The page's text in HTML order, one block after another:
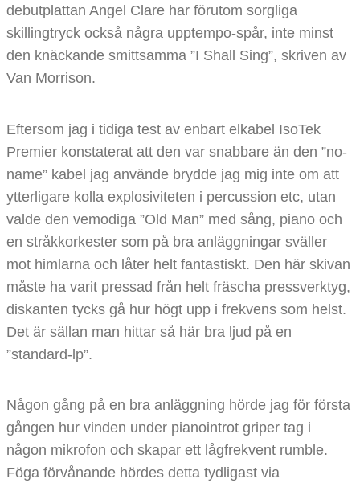
debutplattan Angel Clare har förutom sorgliga
skillingtryck också några upptempo-spår, inte minst
den knäckande smittsamma ”I Shall Sing”, skriven av
Van Morrison.
Eftersom jag i tidiga test av enbart elkabel IsoTek
Premier konstaterat att den var snabbare än den ”no-
name” kabel jag använde brydde jag mig inte om att
ytterligare kolla explosiviteten i percussion etc, utan
valde den vemodiga ”Old Man” med sång, piano och
en stråkkorkester som på bra anläggningar sväller
mot himlarna och låter helt fantastiskt. Den här skivan
måste ha varit pressad från helt fräscha pressverktyg,
diskanten tycks gå hur högt upp i frekvens som helst.
Det är sällan man hittar så här bra ljud på en
”standard-lp”.
Någon gång på en bra anläggning hörde jag för första
gången hur vinden under pianointrot griper tag i
någon mikrofon och skapar ett lågfrekvent rumble.
Föga förvånande hördes detta tydligast via